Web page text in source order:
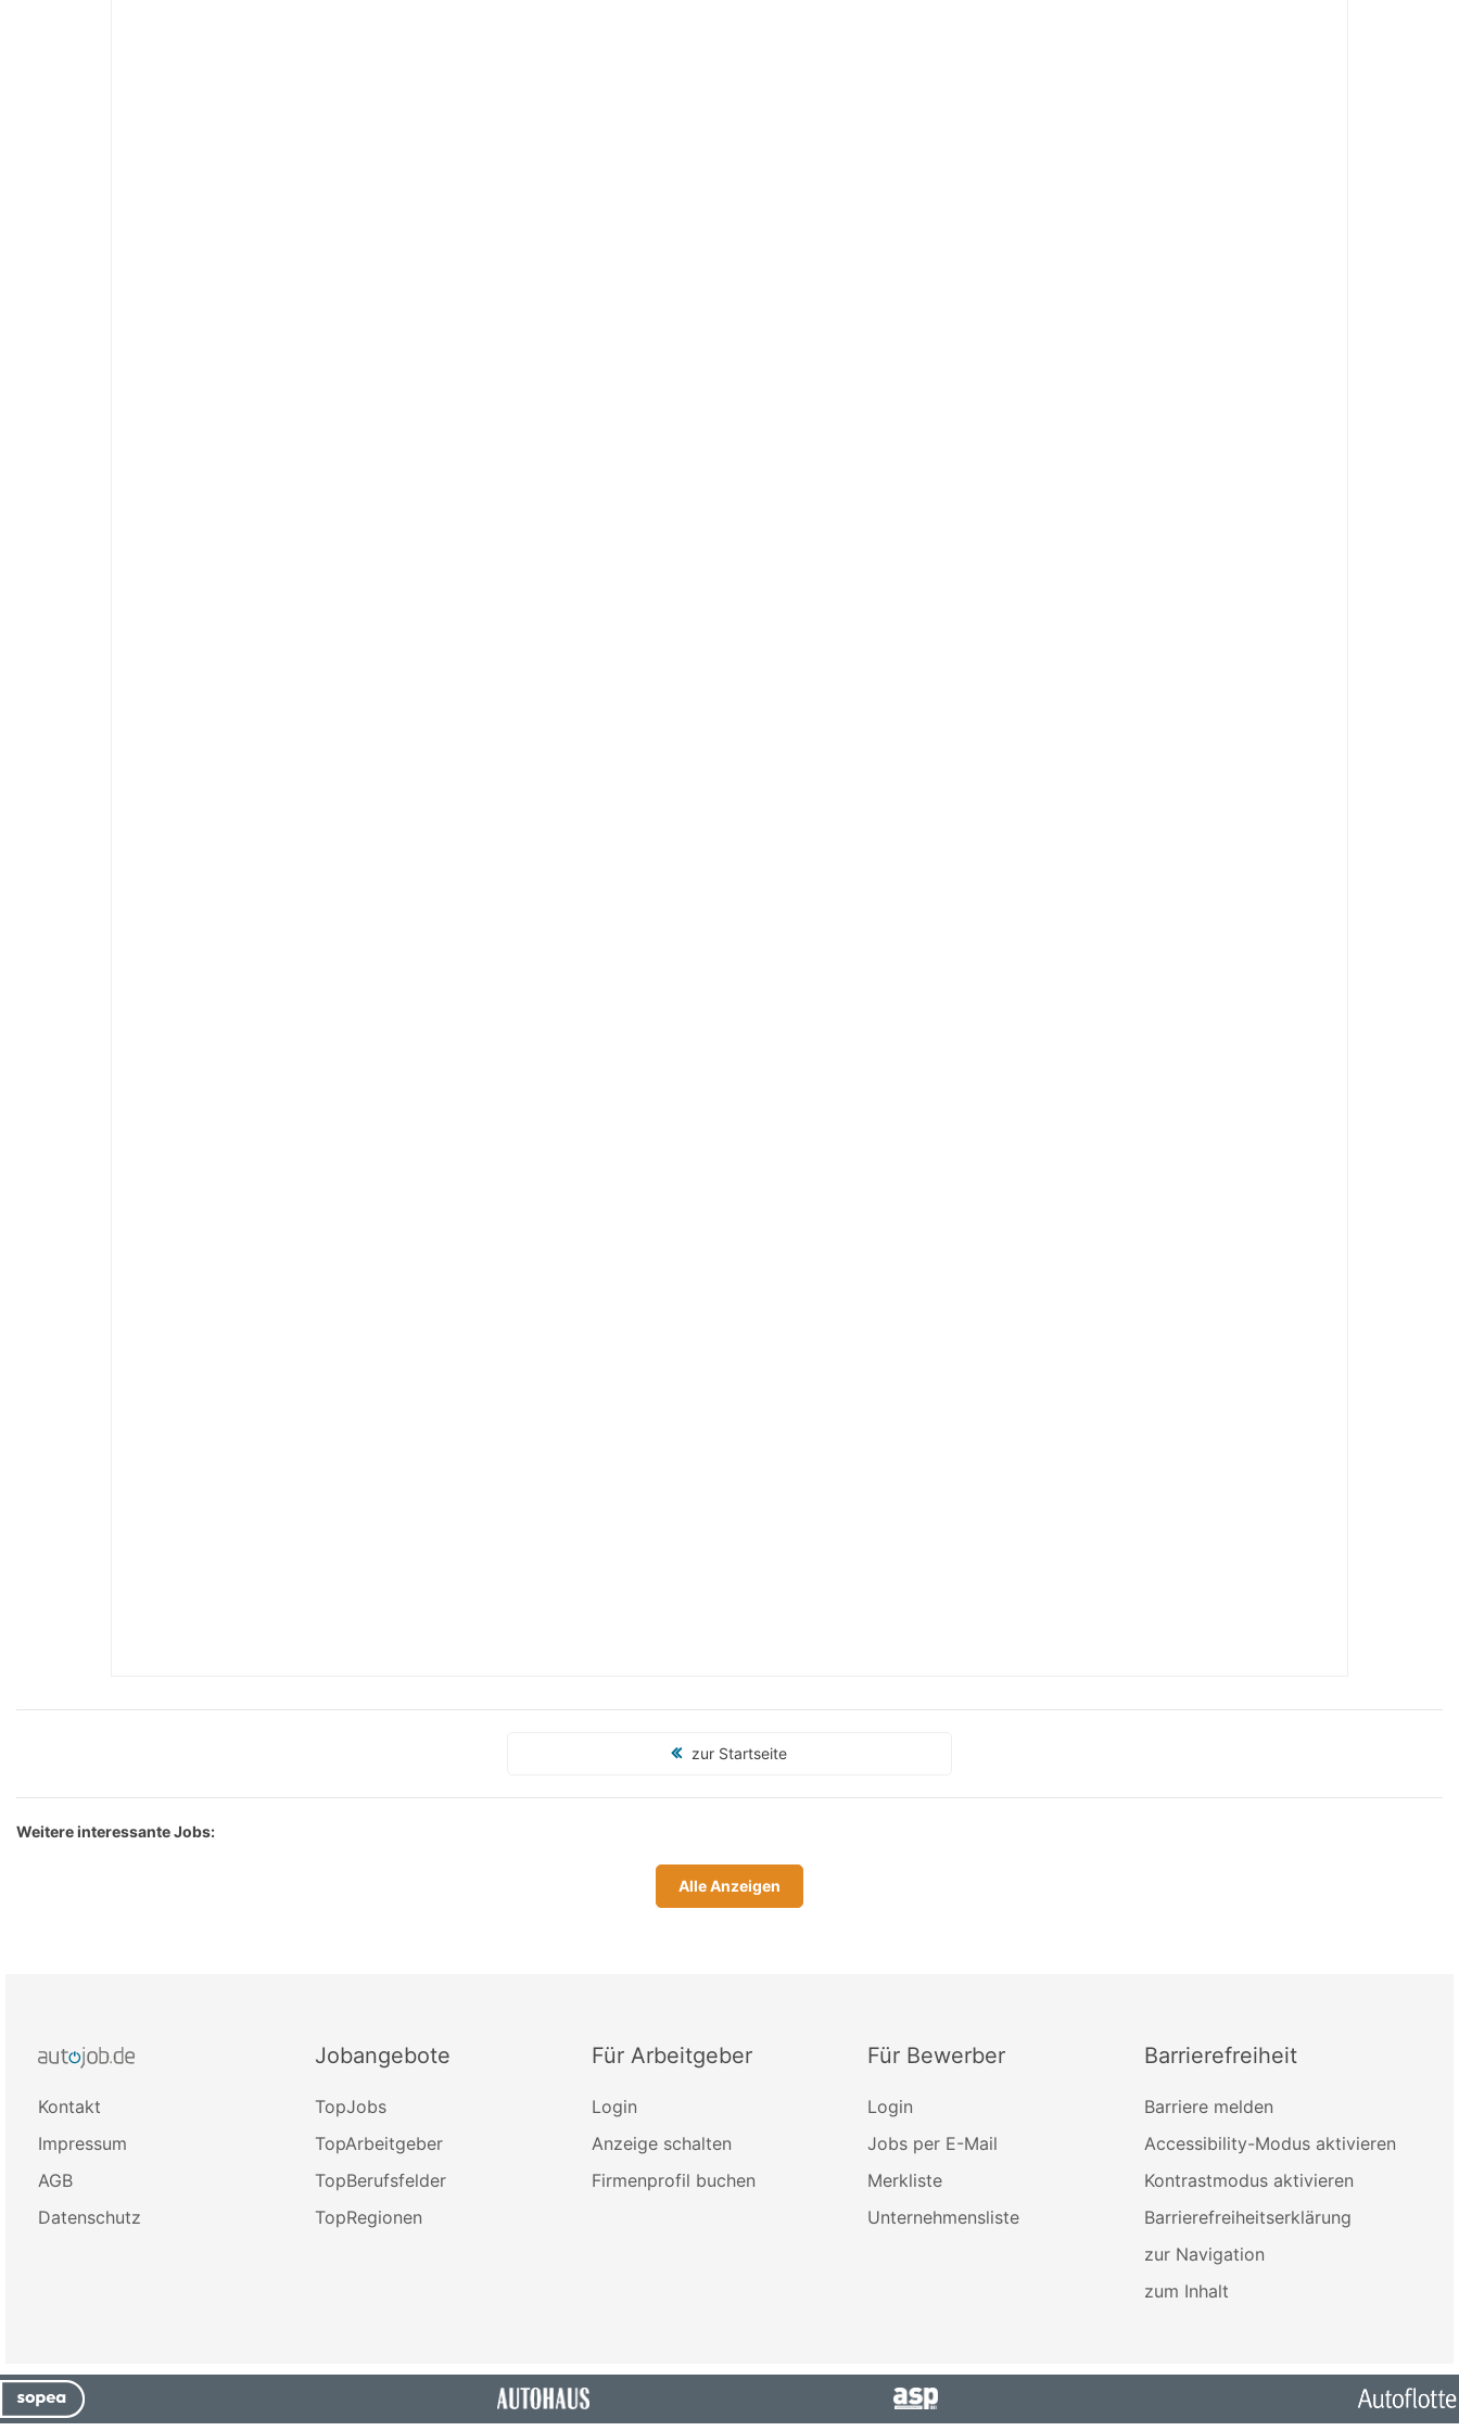
zur Startseite
Weitere interessante Jobs:
Alle Anzeigen
Kontakt
Impressum
AGB
Datenschutz
Jobangebote
TopJobs
TopArbeitgeber
TopBerufsfelder
TopRegionen
Für Arbeitgeber
Login
Anzeige schalten
Firmenprofil buchen
Für Bewerber
Login
Jobs per E-Mail
Merkliste
Unternehmensliste
Barrierefreiheit
Barriere melden
Accessibility-Modus aktivieren
Kontrastmodus aktivieren
Barrierefreiheitserklärung
zur Navigation
zum Inhalt